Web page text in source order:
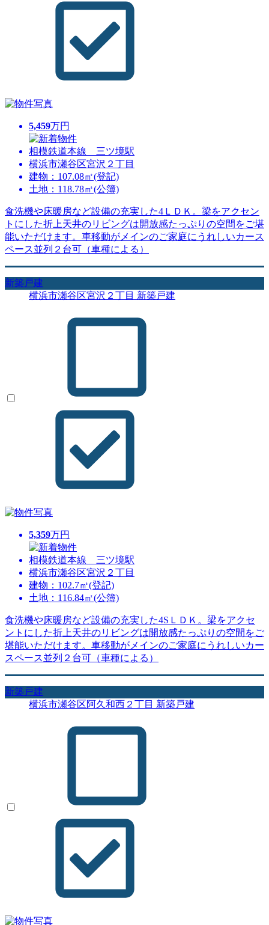
5,459万円
相模鉄道本線 三ツ境駅
横浜市瀬谷区宮沢２丁目
建物：107.08㎡(登記)
土地：118.78㎡(公簿)
食洗機や床暖房など設備の充実した4ＬＤＫ。梁をアクセン
トにした折上天井のリビングは開放感たっぷりの空間をご堪
能いただけます。車移動がメインのご家庭にうれしいカース
ペース並列２台可（車種による）
新築戸建
横浜市瀬谷区宮沢２丁目 新築戸建
5,359万円
相模鉄道本線 三ツ境駅
横浜市瀬谷区宮沢２丁目
建物：102.7㎡(登記)
土地：116.84㎡(公簿)
食洗機や床暖房など設備の充実した4SＬＤＫ。梁をアクセ
ントにした折上天井のリビングは開放感たっぷりの空間をご
堪能いただけます。車移動がメインのご家庭にうれしいカー
スペース並列２台可（車種による）
新築戸建
横浜市瀬谷区阿久和西２丁目 新築戸建